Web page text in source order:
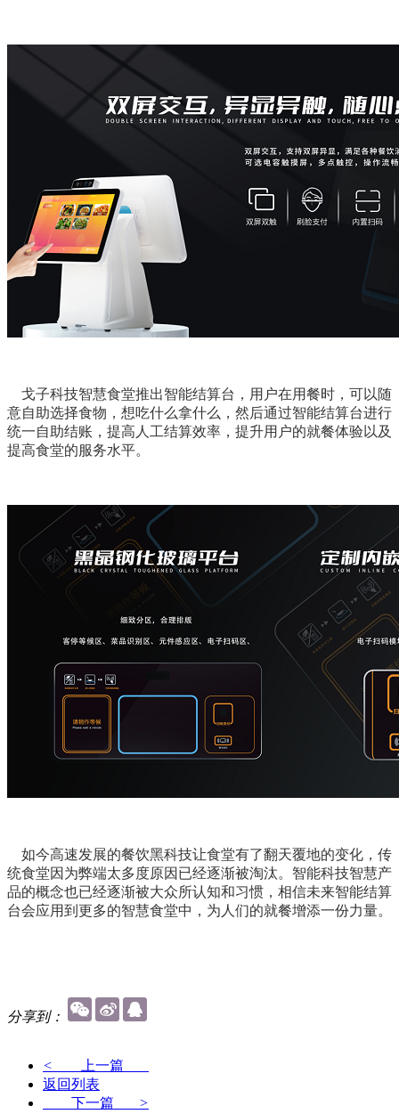
戈子科技智慧食堂推出智能结算台，用户在用餐时，可以随
意自助选择食物，想吃什么拿什么，然后通过智能结算台进行
统一自助结账，提高人工结算效率，提升用户的就餐体验以及
提高食堂的服务水平。
如今高速发展的餐饮黑科技让食堂有了翻天覆地的变化，传
统食堂因为弊端太多度原因已经逐渐被淘汰。智能科技智慧产
品的概念也已经逐渐被大众所认知和习惯，相信未来智能结算
台会应用到更多的智慧食堂中，为人们的就餐增添一份力量。
分享到：
< 上一篇
返回列表
下一篇 >